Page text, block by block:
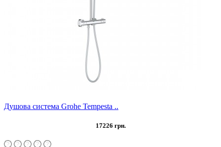
Душова система Grohe Tempesta ..
17226 грн.